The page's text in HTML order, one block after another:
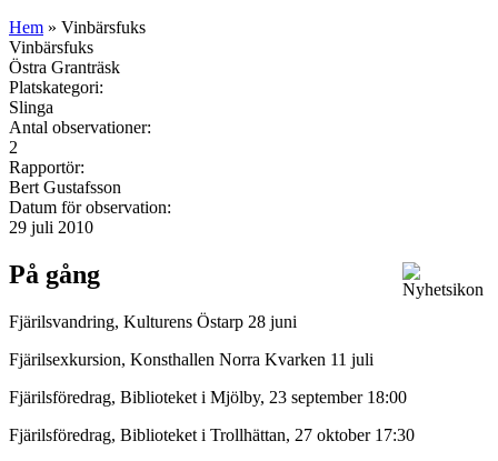
Hem » Vinbärsfuks
Vinbärsfuks
Östra Granträsk
Platskategori:
Slinga
Antal observationer:
2
Rapportör:
Bert Gustafsson
Datum för observation:
29 juli 2010
På gång
Fjärilsvandring, Kulturens Östarp 28 juni
Fjärilsexkursion, Konsthallen Norra Kvarken 11 juli
Fjärilsföredrag, Biblioteket i Mjölby, 23 september 18:00
Fjärilsföredrag, Biblioteket i Trollhättan, 27 oktober 17:30